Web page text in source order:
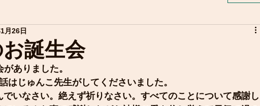
誕生会
月26日
ありました。
はじゅんこ先生がしてくださいました。
いなさい。絶えず祈りなさい。すべてのことについて感謝し